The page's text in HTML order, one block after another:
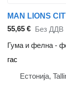
55,65 € Без ДДВ
Гума и фелна -
гас
Естонија,